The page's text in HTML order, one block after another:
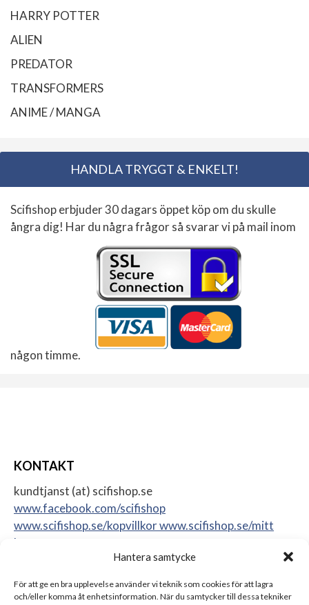
Hantera samtycke
För att ge en bra upplevelse använder vi teknik som cookies för att lagra
och/eller komma åt enhetsinformation. När du samtycker till dessa tekniker
HARRY POTTER
ALIEN
PREDATOR
TRANSFORMERS
ANIME / MANGA
HANDLA TRYGGT & ENKELT!
Scifishop erbjuder 30 dagars öppet köp om du skulle
ångra dig! Har du några frågor så svarar vi på mail inom
någon timme.
KONTAKT
kundtjanst (at) scifishop.se
www.facebook.com/scifishop
www.scifishop.se/kopvillkorwww.scifishop.se/mitt
konto
Sweden